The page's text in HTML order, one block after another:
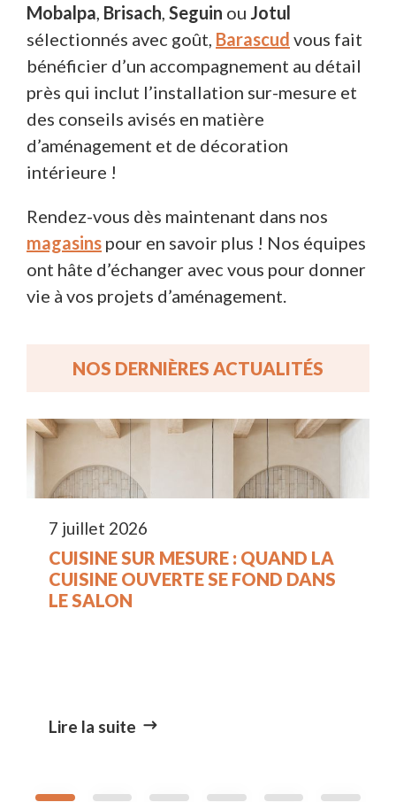
Mobalpa Brisach Seguin ou Jotul
sélectionnés avec goût, Barascud vous fait
bénéficier d’un accompagnement au détail
près qui inclut l’installation sur-mesure et
des conseils avisés en matière
d’aménagement et de décoration
intérieure !
Rendez-vous dès maintenant dans nos
magasins pour en savoir plus ! Nos équipes
ont hâte d’échanger avec vous pour donner
vie à vos projets d’aménagement.
NOS DERNIÈRES ACTUALITÉS
7 juillet 2026
CUISINE SUR MESURE : QUAND LA
CUISINE OUVERTE SE FOND DANS
LE SALON
Lire la suite